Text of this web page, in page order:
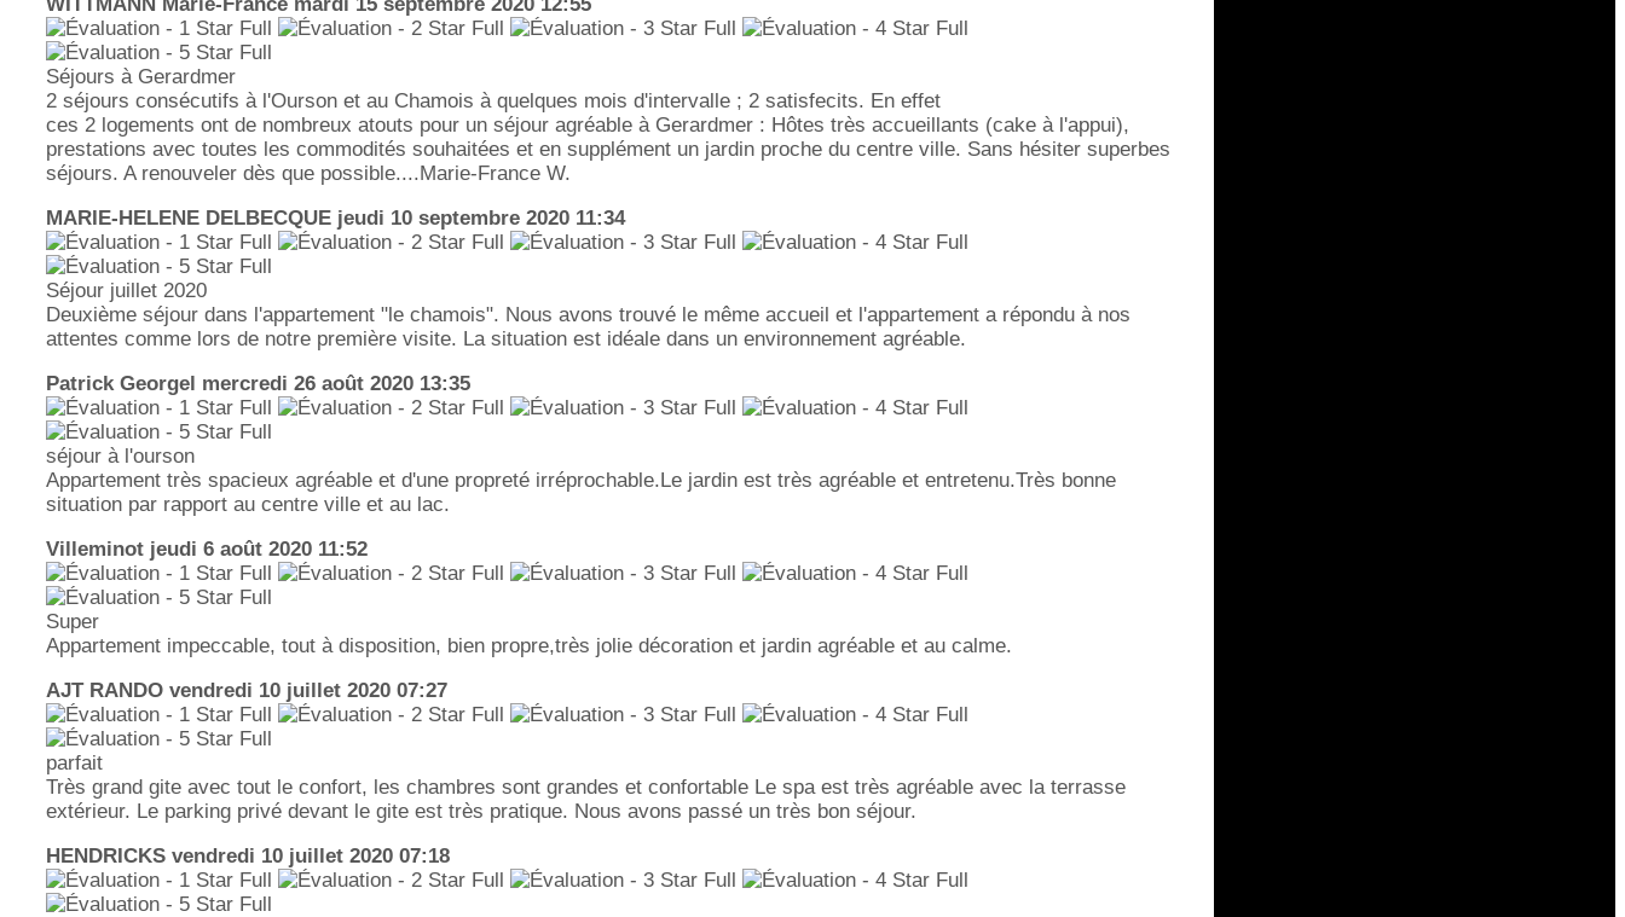
Séjours à Gerardmer
2 séjours consécutifs à l'Ourson et au Chamois à quelques mois d'intervalle ; 2 satisfecits. En effet
ces 2 logements ont de nombreux atouts pour un séjour agréable à Gerardmer : Hôtes très accueillants (cake à l'appui),
prestations avec toutes les commodités souhaitées et en supplément un jardin proche du centre ville. Sans hésiter superbes
séjours. A renouveler dès que possible....Marie-France W.
MARIE-HELENE DELBECQUE jeudi 10 septembre 2020 11:34
Séjour juillet 2020
Deuxième séjour dans l'appartement "le chamois". Nous avons trouvé le même accueil et l'appartement a répondu à nos
attentes comme lors de notre première visite. La situation est idéale dans un environnement agréable.
Patrick Georgel mercredi 26 août 2020 13:35
séjour à l'ourson
Appartement très spacieux agréable et d'une propreté irréprochable.Le jardin est très agréable et entretenu.Très bonne
situation par rapport au centre ville et au lac.
Villeminot jeudi 6 août 2020 11:52
Super
Appartement impeccable, tout à disposition, bien propre,très jolie décoration et jardin agréable et au calme.
AJT RANDO vendredi 10 juillet 2020 07:27
parfait
Très grand gite avec tout le confort, les chambres sont grandes et confortable Le spa est très agréable avec la terrasse
extérieur. Le parking privé devant le gite est très pratique. Nous avons passé un très bon séjour.
HENDRICKS vendredi 10 juillet 2020 07:18